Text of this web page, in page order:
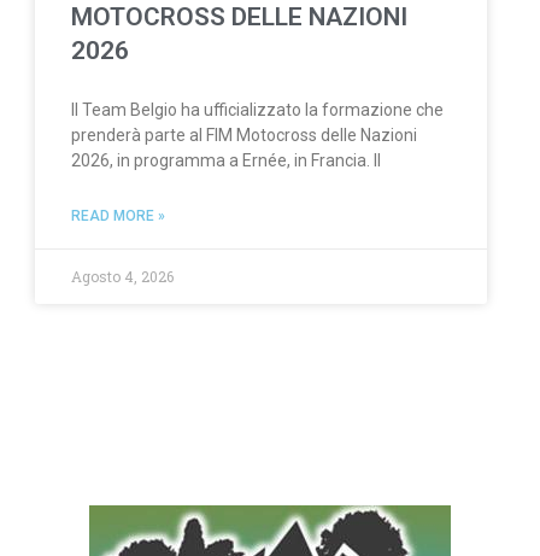
MOTOCROSS DELLE NAZIONI
2026
Il Team Belgio ha ufficializzato la formazione che
prenderà parte al FIM Motocross delle Nazioni
2026, in programma a Ernée, in Francia. Il
READ MORE »
Agosto 4, 2026